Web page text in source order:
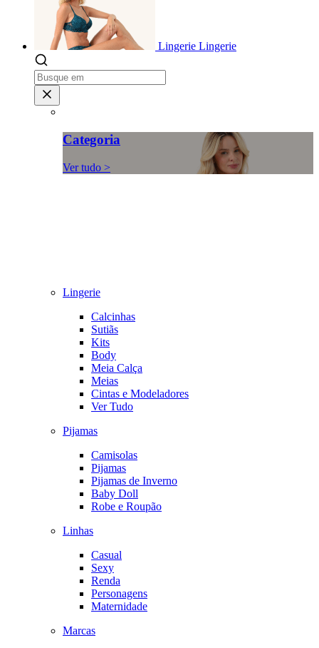
Lingerie Lingerie
Categoria
Ver tudo >
Lingerie
Calcinhas
Sutiãs
Kits
Body
Meia Calça
Meias
Cintas e Modeladores
Ver Tudo
Pijamas
Camisolas
Pijamas
Pijamas de Inverno
Baby Doll
Robe e Roupão
Linhas
Casual
Sexy
Renda
Personagens
Maternidade
Marcas